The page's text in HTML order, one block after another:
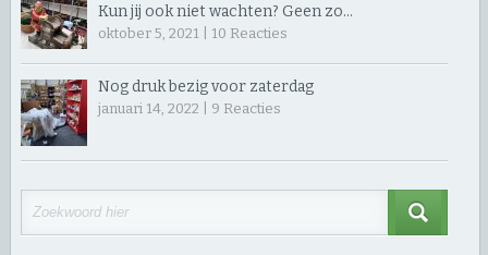
Kun jij ook niet wachten? Geen zo…
oktober 5, 2021 | 10 Reacties
Nog druk bezig voor zaterdag
januari 14, 2022 | 9 Reacties